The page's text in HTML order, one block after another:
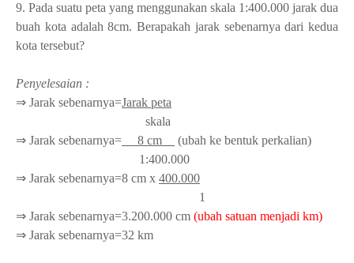
9. Pada suatu peta yang menggunakan skala 1:400.000 jarak dua
buah kota adalah 8cm. Berapakah jarak sebenarnya dari kedua
kota tersebut?
Penyelesaian :
⇒ Jarak sebenarnya=Jarak peta
skala
⇒ Jarak sebenarnya= 8 cm
(ubah ke bentuk perkalian)
1:400.000
⇒ Jarak sebenarnya=8 cm x 400.000
1
⇒ Jarak sebenarnya=3.200.000 cm (ubah satuan menjadi km)
⇒ Jarak sebenarnya=32 km